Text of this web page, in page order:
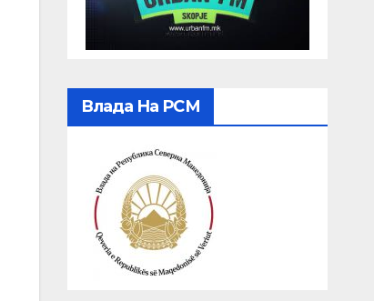
Влада На РСМ